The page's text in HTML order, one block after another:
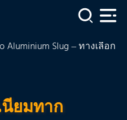
Aluminium Slug – ทางเลื
นียมทาก